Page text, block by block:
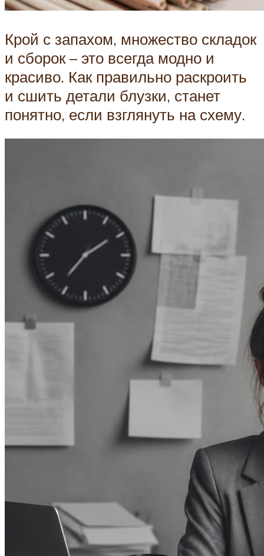
Крой с запахом, множество складок
и сборок – это всегда модно и
красиво. Как правильно раскроить
и сшить детали блузки, станет
понятно, если взглянуть на схему.